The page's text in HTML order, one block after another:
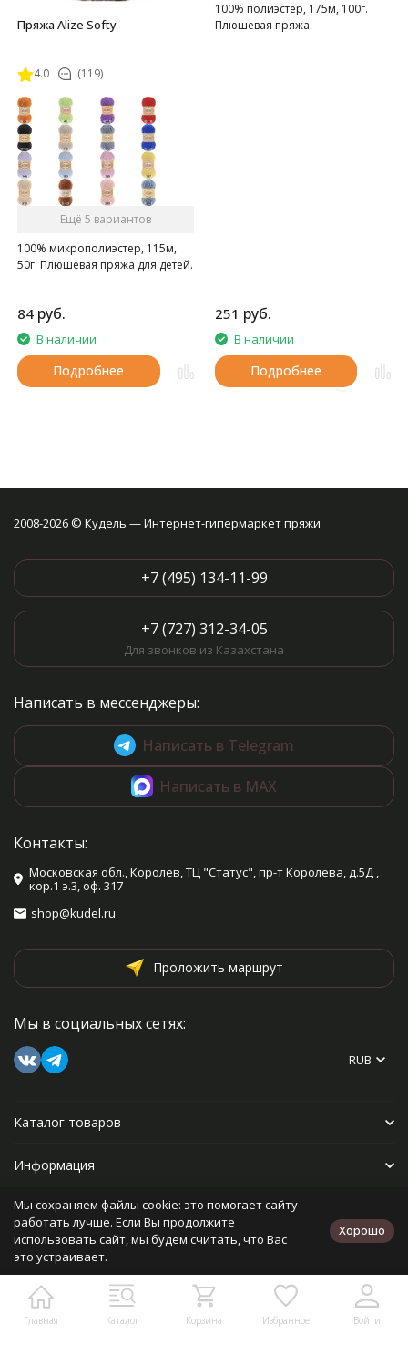
Пряжа Alize Softy
4.0 (119)
Ещё 5 вариантов
100% микрополиэстер, 115м,
50г. Плюшевая пряжа для детей.
84 руб.
В наличии
Подробнее
100% полиэстер, 175м, 100г.
Плюшевая пряжа
251 руб.
В наличии
Подробнее
Главная Каталог Корзина Избранное Войти
2008-2026 © Кудель — Интернет-гипермаркет пряжи
+7 (495) 134-11-99
+7 (727) 312-34-05
Для звонков из Казахстана
Написать в мессенджеры:
Написать в Telegram
Написать в MAX
Контакты:
Московская обл., Королев, ТЦ "Статус", пр-т Королева, д.5Д ,
кор.1 э.3, оф. 317
shop@kudel.ru
Проложить маршрут
Мы в социальных сетях:
RUB
Каталог товаров
Информация
Прочее
Политика персональных данных
Разработано в
bodysite.ru
Мы сохраняем файлы cookie: это помогает сайту
работать лучше. Если Вы продолжите
использовать сайт, мы будем считать, что Вас
это устраивает.
Хорошо